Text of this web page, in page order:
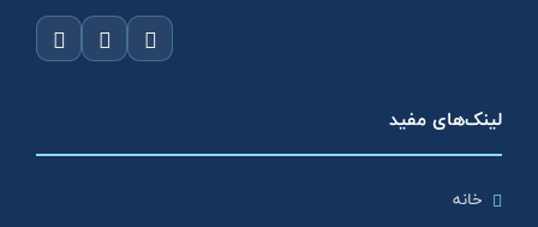
لینک‌های مفید
خانه